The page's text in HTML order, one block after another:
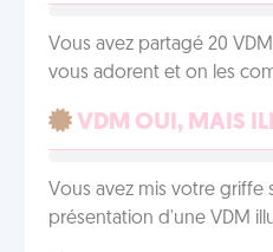
Vous avez partagé 20
vous adorent et on les
VDM OUI, MAIS
Vous avez mis votre griffe
présentation d'une VDM